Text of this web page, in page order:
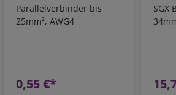
Parallelverbinder bis
25mm², AWG4
0,55 €*
SGX